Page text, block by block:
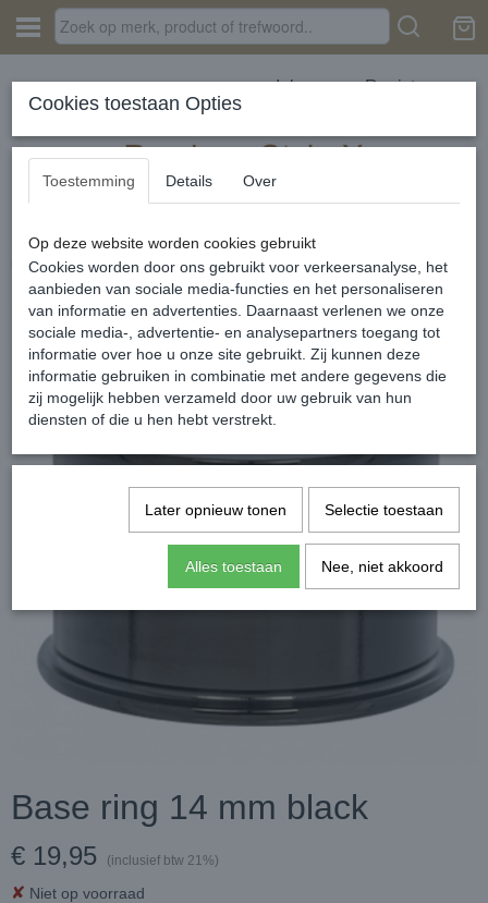
Inloggen Registreren
Home › SIERADEN › iXXXi Jewelry › Basis ringen
black
Base ring 14 mm black
€ 19,95 (inclusief btw 21%)
✘ Niet op voorraad
Cookies toestaan Opties
Toestemming Details Over
Op deze website worden cookies gebruikt
Cookies worden door ons gebruikt voor verkeersanalyse, het
aanbieden van sociale media-functies en het personaliseren
van informatie en advertenties. Daarnaast verlenen we onze
sociale media-, advertentie- en analysepartners toegang tot
informatie over hoe u onze site gebruikt. Zij kunnen deze
informatie gebruiken in combinatie met andere gegevens die
zij mogelijk hebben verzameld door uw gebruik van hun
diensten of die u hen hebt verstrekt.
Later opnieuw tonen Selectie toestaan
Alles toestaan Nee, niet akkoord